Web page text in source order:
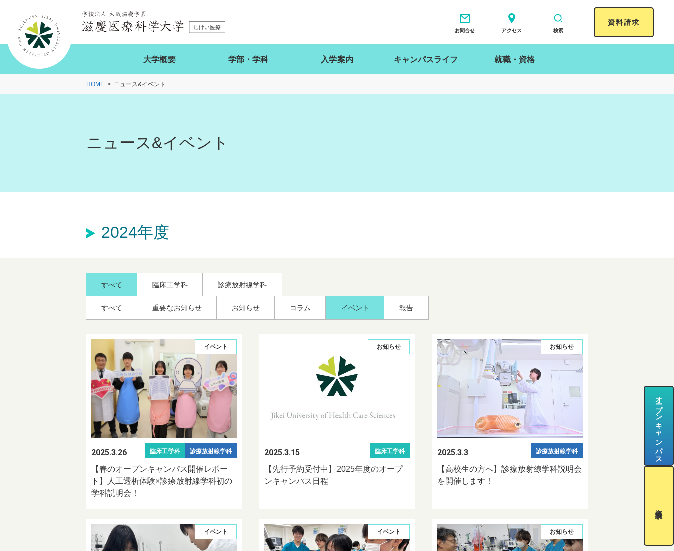
お問合せ アクセス 検索
資料請求
大学概要 学部・学科 入学案内 キャンパスライフ 就職・資格
HOME ニュース&イベント
ニュース&イベント
2024年度
すべて 臨床工学科 診療放射線学科
すべて 重要なお知らせ お知らせ コラム イベント 報告
2025.3.26
イベント
臨床工学科 診療放射線学科
【春のオープンキャンパス開催レポー
ト】人工透析体験×診療放射線学科初の
学科説明会！
2025.3.15
お知らせ
臨床工学科
【先行予約受付中】2025年度のオープ
ンキャンパス日程
2025.3.3
お知らせ
診療放射線学科
【高校生の方へ】診療放射線学科説明会
を開催します！
イベント イベント お知らせ
オープンキャンパス